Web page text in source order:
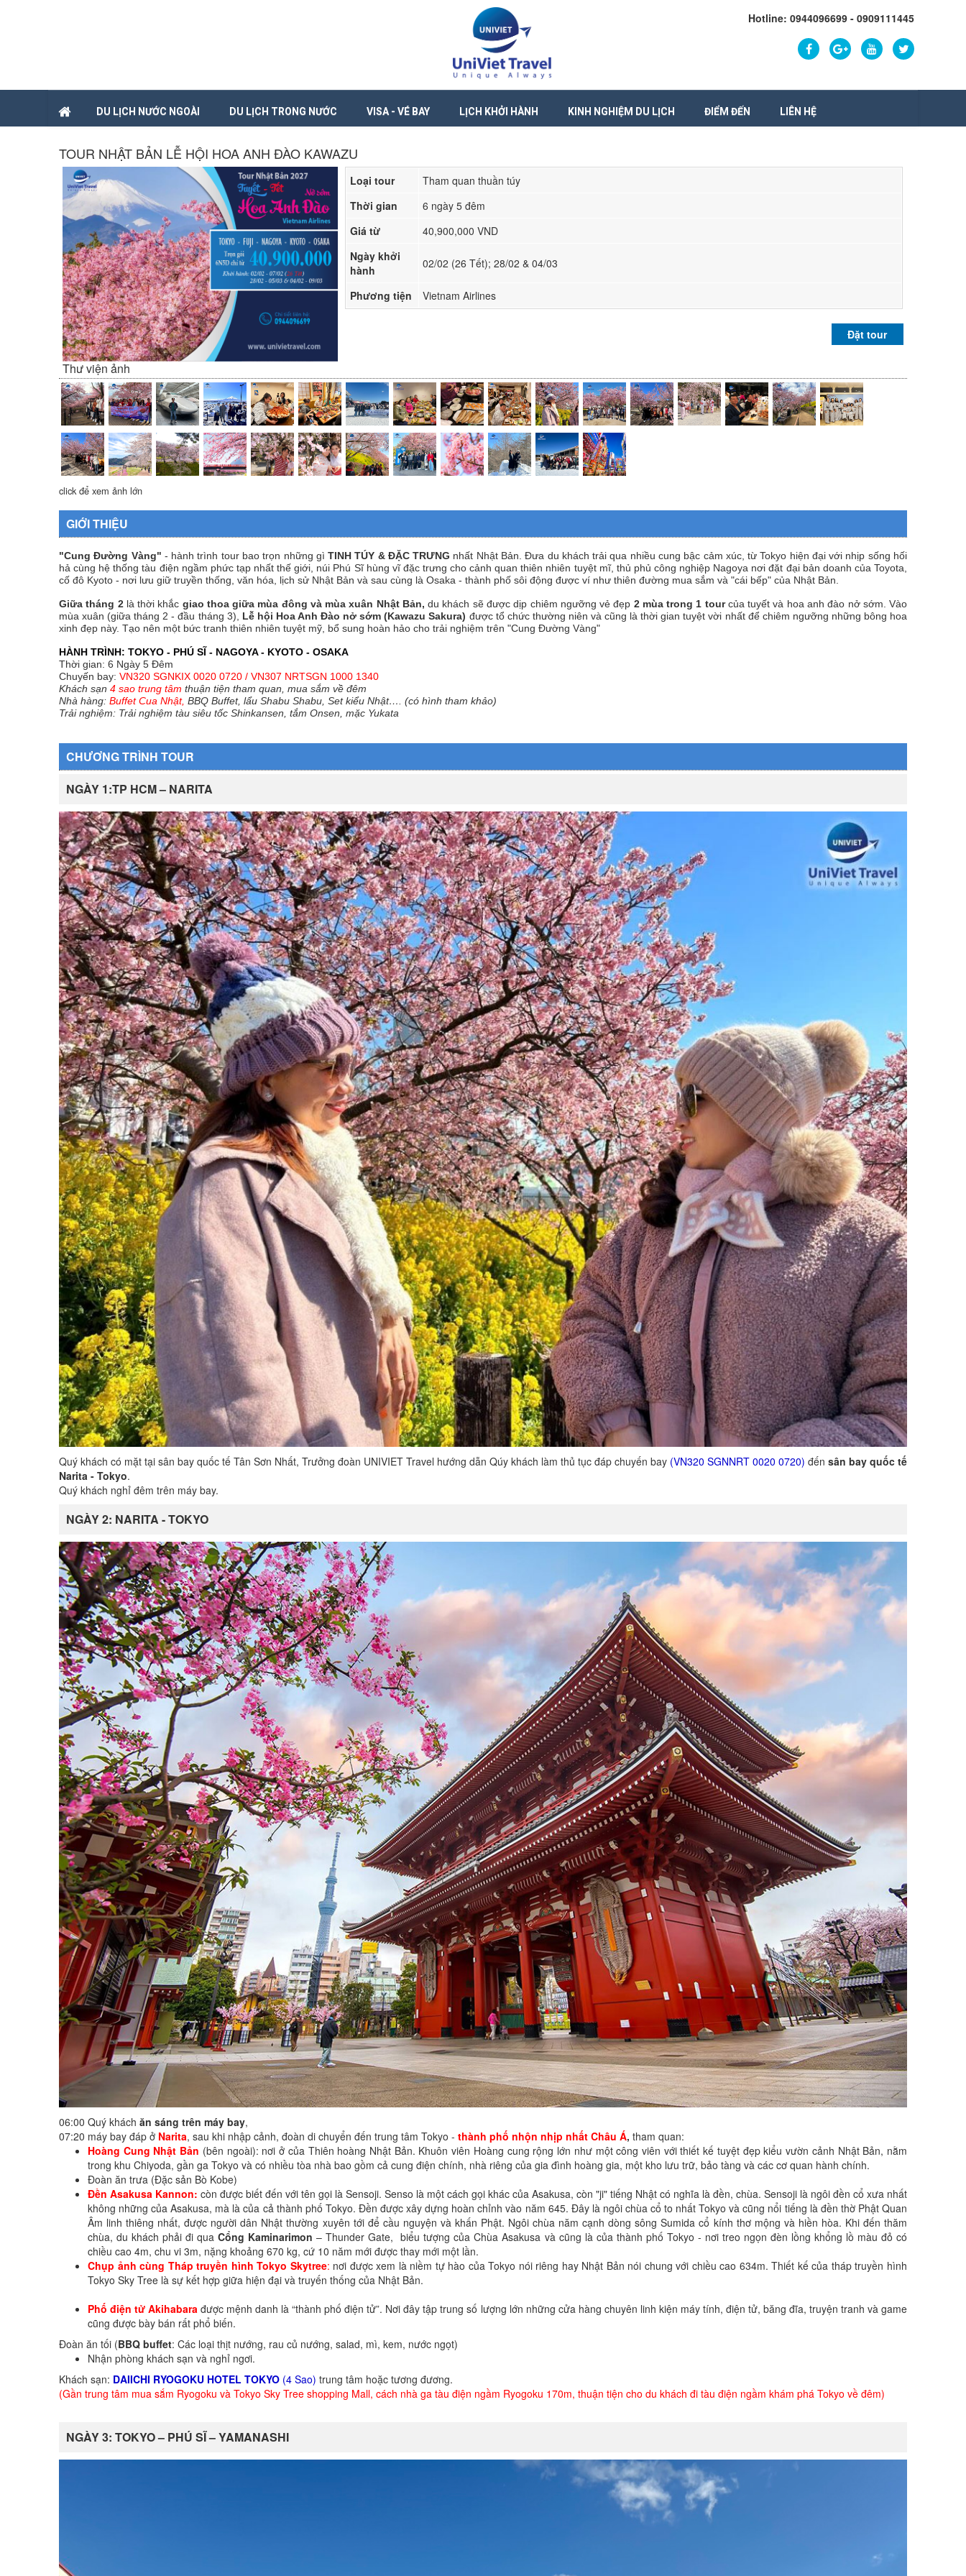
Hotline: 0944096699 - 0909111445
DU LỊCH NƯỚC NGOÀI DU LỊCH TRONG NƯỚC VISA - VÉ BAY LỊCH KHỞI HÀNH KINH NGHIỆM DU LỊCH ĐIỂM ĐẾN LIÊN HỆ
TOUR NHẬT BẢN LỄ HỘI HOA ANH ĐÀO KAWAZU
Loại tour
Tham quan thuần túy
Thời gian
6 ngày 5 đêm
Giá từ
40,900,000 VND
Ngày khởi
hành
02/02 (26 Tết); 28/02 & 04/03
Phương tiện Vietnam Airlines
Đặt tour
Thư viện ảnh
click để xem ảnh lớn
GIỚI THIỆU
"Cung Đường Vàng" - hành trình tour bao trọn những gìTINH TÚY & ĐẶC TRƯNG nhất Nhật Bản. Đưa du khách trải qua nhiều cung bậc cảm xúc, từ Tokyo hiện đại với nhịp sống hối
hả cùng hệ thống tàu điện ngầm phức tạp nhất thế giới, núi Phú Sĩ hùng vĩ đặc trưng cho cảnh quan thiên nhiên tuyệt mĩ, thủ phủ công nghiệp Nagoya nơi đặt đại bản doanh của Toyota,
cố đô Kyoto - nơi lưu giữ truyền thống, văn hóa, lịch sử Nhật Bản và sau cùng là Osaka - thành phố sôi động được ví như thiên đường mua sắm và "cái bếp" của Nhật Bản.
Giữa tháng 2là thời khắc giao thoa giữa mùa đông và mùa xuân Nhật Bản,du khách sẽ được dịp chiêm ngưỡng vẻ đẹp 2 mùa trong 1 tourcủa tuyết và hoa anh đào nở sớm.Vào
mùa xuân (giữa tháng 2 - đầu tháng 3),
Lễ hội Hoa Anh Đào nở sớm (Kawazu Sakura) được tổ chức thường niên và cũng là thời gian tuyệt vời nhất để chiêm ngưỡng những bông hoa
xinh đẹp này. Tạo nên một bức tranh thiên nhiên tuyệt mỹ, bổ sung hoàn hảo cho trải nghiệm trên "Cung Đường Vàng"
HÀNH TRÌNH: TOKYO - PHÚ SĨ - NAGOYA - KYOTO - OSAKA
Thời gian: 6 Ngày 5 Đêm
Chuyến bay: VN320 SGNKIX 0020 0720 / VN307 NRTSGN 1000 1340
Khách sạn 4 sao trung tâm thuận tiện tham quan, mua sắm về đêm
Nhà hàng: BuffetCua Nhật, BBQ Buffet, lẩu Shabu Shabu, Set kiểu Nhật…. (có hình tham khảo)
Trải nghiệm: Trải nghiệm tàu siêu tốc Shinkansen, tắm Onsen, mặc Yukata
CHƯƠNG TRÌNH TOUR
NGÀY 1:TP HCM – NARITA
Quý khách có mặt tại sân bay quốc tế Tân Sơn Nhất, Trưởng đoàn UNIVIET Travel hướng dẫn Qúy khách làm thủ tục đáp chuyến bay (VN320 SGNNRT 0020 0720) đến sân bay quốc tế
Narita - Tokyo.
Quý khách nghỉ đêm trên máy bay.
NGÀY 2: NARITA - TOKYO
06:00 Quý khách ăn sáng trên máy bay,
07:20 máy bay đáp ở Narita, sau khi nhập cảnh, đoàn di chuyển đến trung tâm Tokyo - thành phố nhộn nhịp nhất Châu Á, tham quan:
Hoàng Cung Nhật Bản (bên ngoài): nơi ở của Thiên hoàng Nhật Bản. Khuôn viên Hoàng cung rộng lớn như một công viên với thiết kế tuyệt đẹp kiểu vườn cảnh Nhật Bản, nằm
trong khu Chiyoda, gần ga Tokyo và có nhiều tòa nhà bao gồm cả cung điện chính, nhà riêng của gia đình hoàng gia, một kho lưu trữ, bảo tàng và các cơ quan hành chính.
Đoàn ăn trưa (Đặc sản Bò Kobe)
Đền Asakusa Kannon: còn được biết đến với tên gọi là Sensoji. Senso là một cách gọi khác của Asakusa, còn "ji" tiếng Nhật có nghĩa là đền, chùa. Sensoji là ngôi đền cổ xưa nhất
không những của Asakusa, mà là của cả thành phố Tokyo. Đền được xây dựng hoàn chỉnh vào năm 645. Đây là ngôi chùa cổ to nhất Tokyo và cũng nổi tiếng là đền thờ Phật Quan
Âm linh thiêng nhất, được người dân Nhật thường xuyên tới để cầu nguyện và khấn Phật. Ngôi chùa năm cạnh dòng sông Sumida cổ kính thơ mộng và hiền hòa. Khi đến thăm
chùa, du khách phải đi quaCổng Kaminarimon – Thunder Gate, biểu tượng của Chùa Asakusa và cũng là của thành phố Tokyo - nơi treo ngọn đèn lồng khổng lồ màu đỏ có
chiều cao 4m, chu vi 3m, nặng khoảng 670 kg, cứ 10 năm mới được thay mới một lần.
Chụp ảnh cùng Tháp truyền hình Tokyo Skytree: nơi được xem là niềm tự hào của Tokyo nói riêng hay Nhật Bản nói chung với chiều cao 634m. Thiết kế của tháp truyền hình
Tokyo Sky Tree là sự kết hợp giữa hiện đại và truyến thống của Nhật Bản.
Phố điện tử Akihabara được mệnh danh là “thành phố điện tử”. Nơi đây tập trung số lượng lớn những cửa hàng chuyên linh kiện máy tính, điện tử, băng đĩa, truyện tranh và game
cũng được bày bán rất phổ biến.
Đoàn ăn tối (BBQ buffet: Các loại thịt nướng, rau củ nướng, salad, mì, kem, nước ngọt)
Nhận phòng khách sạn và nghỉ ngơi.
Khách sạn: DAIICHI RYOGOKU HOTEL TOKYO (4 Sao) trung tâm hoặc tương đương.
(Gần trung tâm mua sắm Ryogoku và Tokyo Sky Tree shopping Mall, cách nhà ga tàu điện ngầm Ryogoku 170m, thuận tiện cho du khách đi tàu điện ngầm khám phá Tokyo về đêm)
NGÀY 3: TOKYO – PHÚ SĨ – YAMANASHI